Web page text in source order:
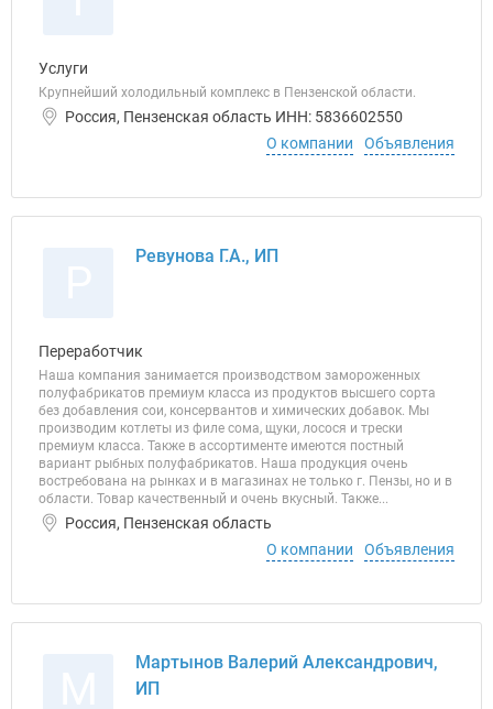
Услуги
Крупнейший холодильный комплекс в Пензенской области.
Россия, Пензенская область ИНН: 5836602550
О компании
Объявления
Ревунова Г.А., ИП
Переработчик
Наша компания занимается производством замороженных
полуфабрикатов премиум класса из продуктов высшего сорта
без добавления сои, консервантов и химических добавок. Мы
производим котлеты из филе сома, щуки, лосося и трески
премиум класса. Также в ассортименте имеются постный
вариант рыбных полуфабрикатов. Наша продукция очень
востребована на рынках и в магазинах не только г. Пензы, но и в
области. Товар качественный и очень вкусный. Также...
Россия, Пензенская область
О компании
Объявления
Мартынов Валерий Александрович,
ИП